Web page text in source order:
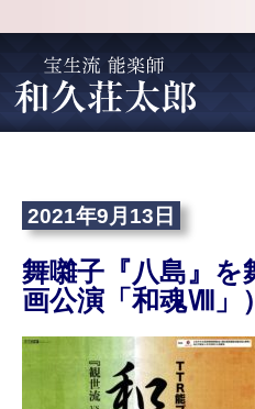
2021年9月13日
舞囃子『八島』
画公演「和魂Ⅷ」）